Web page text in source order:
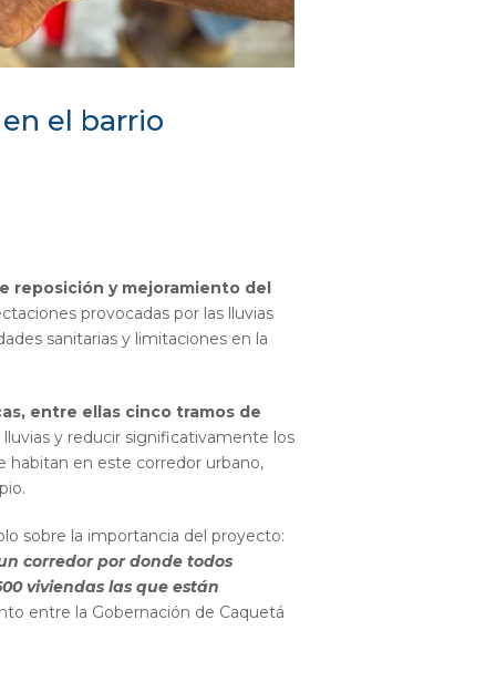
el barrio
reposición y mejoramiento del
provocadas por las lluvias
sanitarias y limitaciones en la
entre ellas cinco tramos de
y reducir significativamente los
habitan en este corredor urbano,
sobre la importancia del proyecto:
corredor por donde todos
viviendas las que están
entre la Gobernación de Caquetá